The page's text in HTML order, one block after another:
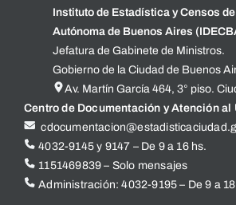
Instituto de Estadística y Censos
Autónoma de Buenos Aires
Jefatura de Gabinete de Ministros.
Gobierno de la Ciudad de Buenos
Av. Martín García 464, 3° piso.
Centro de Documentación y Atención al
4032-9145 y 9147 – De 9 a 16 hs.
1151469839 – Solo mensajes
Administración: 4032-9195 – De 9 a